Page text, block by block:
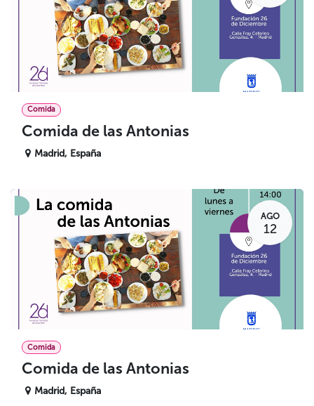
Comida
Comida de las Antonias
Madrid, España
AGO
12
Comida
Comida de las Antonias
Madrid, España